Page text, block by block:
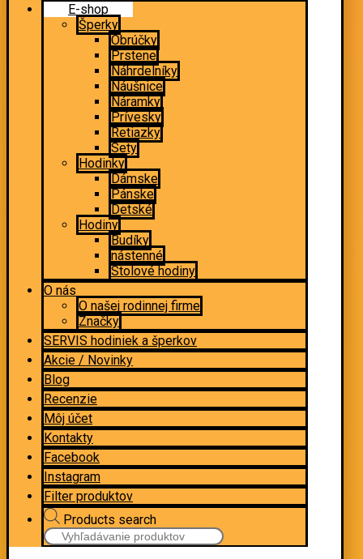
E-shop
Šperky
Obrúčky
Prstene
Náhrdelníky
Náušnice
Náramky
Prívesky
Retiazky
Sety
Hodinky
Dámske
Pánske
Detské
Hodiny
Budíky
nástenné
Stolové hodiny
O nás
O našej rodinnej firme
Značky
SERVIS hodiniek a šperkov
Akcie / Novinky
Blog
Recenzie
Môj účet
Kontakty
Facebook
Instagram
Filter produktov
Products search